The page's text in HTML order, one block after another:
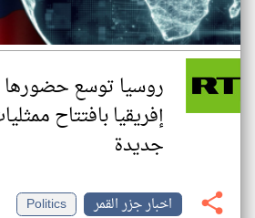
روسيا توسع حضورها
جديدة
اخبار جزر القمر
Politics